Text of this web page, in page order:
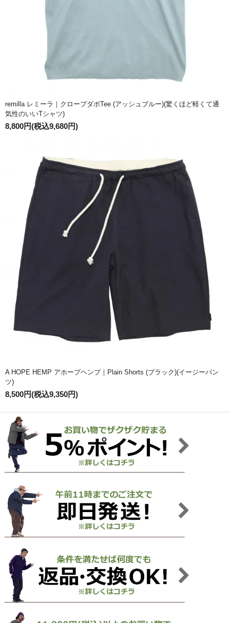
remilla レミーラ｜クロープダボTee (アッシュブルー)(驚くほど軽くて通
気性のいいTシャツ)
8,800円(税込9,680円)
A HOPE HEMP アホープヘンプ｜Plain Shorts (ブラック)(イージーパン
ツ)
8,500円(税込9,350円)